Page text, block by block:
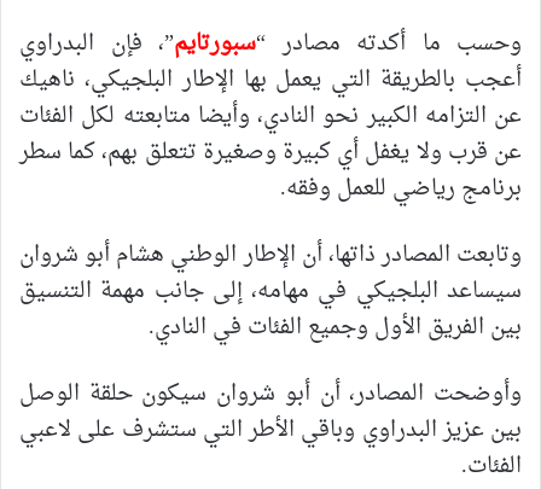
وحسب ما أكدته مصادر “سبورتايم”، فإن البدراوي
أعجب بالطريقة التي يعمل بها الإطار البلجيكي، ناهيك
عن التزامه الكبير نحو النادي، وأيضا متابعته لكل الفئات
عن قرب ولا يغفل أي كبيرة وصغيرة تتعلق بهم، كما سطر
برنامج رياضي للعمل وفقه.
وتابعت المصادر ذاتها، أن الإطار الوطني هشام أبو شروان
سيساعد البلجيكي في مهامه، إلى جانب مهمة التنسيق
بين الفريق الأول وجميع الفئات في النادي.
وأوضحت المصادر، أن أبو شروان سيكون حلقة الوصل
بين عزيز البدراوي وباقي الأطر التي ستشرف على لاعبي
الفئات.